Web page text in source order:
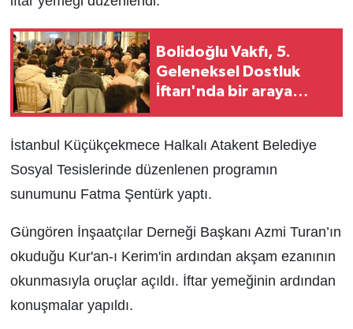
Bolidoğlu Vakfı, 5.
Geleneksel Dostluk
İftarı'nda bir araya
İstanbul Küçükçekmece Halkalı Atakent Belediye
Sosyal Tesislerinde düzenlenen programın
sunumunu Fatma Şentürk yaptı.
Güngören İnşaatçılar Derneği Başkanı Azmi Turan’ın
okuduğu Kur'an-ı Kerim'in ardından akşam ezanının
okunmasıyla oruçlar açıldı. İftar yemeğinin ardından
konuşmalar yapıldı.